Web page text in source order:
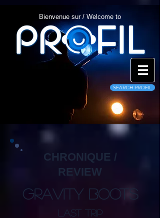
Bienvenue sur / Welcome to
SEARCH PROFIL
CHRONIQUE /
REVIEW
Gravity Boots
Last Trip